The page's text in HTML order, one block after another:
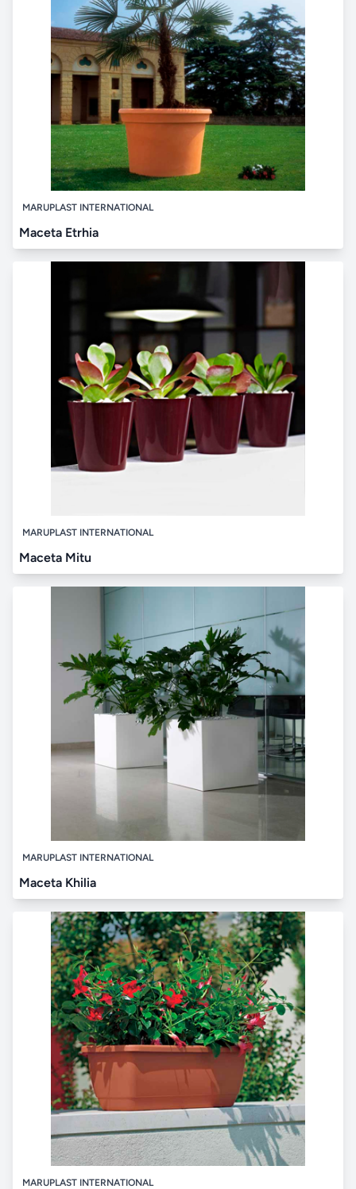
MARUPLAST INTERNATIONAL
Maceta Etrhia
MARUPLAST INTERNATIONAL
Maceta Mitu
MARUPLAST INTERNATIONAL
Maceta Khilia
MARUPLAST INTERNATIONAL